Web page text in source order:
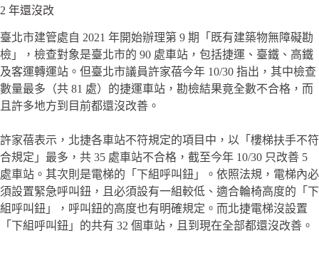
2 年還沒改
臺北市建管處自 2021 年開始辦理第 9 期「既有建築物無障礙勘
檢」，檢查對象是臺北市的 90 處車站，包括捷運、臺鐵、高鐵
及客運轉運站。但臺北市議員許家蓓今年 10/30 指出，其中檢查
數量最多（共 81 處）的捷運車站，勘檢結果竟全數不合格，而
且許多地方到目前都還沒改善。
許家蓓表示，北捷各車站不符規定的項目中，以「樓梯扶手不符
合規定」最多，共 35 處車站不合格，截至今年 10/30 只改善 5
處車站。其次則是電梯的「下組呼叫鈕」。依照法規，電梯內必
須設置緊急呼叫鈕，且必須設有一組較低、適合輪椅高度的「下
組呼叫鈕」，呼叫鈕的高度也有明確規定。而北捷電梯沒設置
「下組呼叫鈕」的共有 32 個車站，且到現在全部都還沒改善。